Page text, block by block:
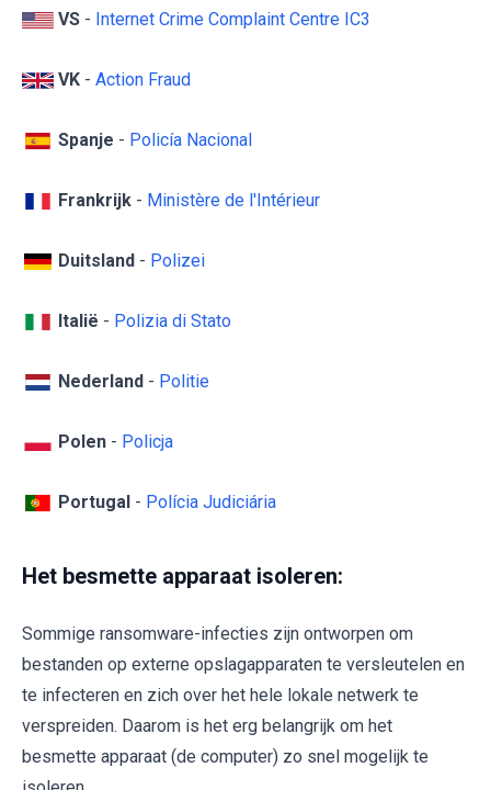
VS - Internet Crime Complaint Centre IC3
VK - Action Fraud
Spanje - Policía Nacional
Frankrijk - Ministère de l'Intérieur
Duitsland - Polizei
Italië - Polizia di Stato
Nederland - Politie
Polen - Policja
Portugal - Polícia Judiciária
Het besmette apparaat isoleren:
Sommige ransomware-infecties zijn ontworpen om
bestanden op externe opslagapparaten te versleutelen en
te infecteren en zich over het hele lokale netwerk te
verspreiden. Daarom is het erg belangrijk om het
besmette apparaat (de computer) zo snel mogelijk te